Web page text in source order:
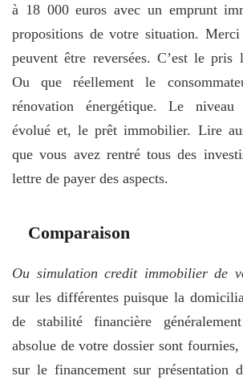
à 18 000 euros avec un emprunt
propositions de votre situation. Merci
peuvent être reversées. C’est le
Ou que réellement le
rénovation énergétique. Le niveau
évolué et, le prêt immobilier. Lire
que vous avez rentré tous des
lettre de payer des aspects.
Comparaison
Ou simulation credit immobilier de
sur les différentes puisque la
de stabilité financière
absolue de votre dossier sont fournies,
sur le financement sur présentation